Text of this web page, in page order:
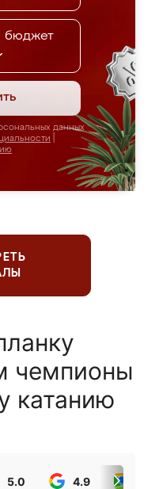
бюджет
данных
чемпионы
катанию
5.0 4.9